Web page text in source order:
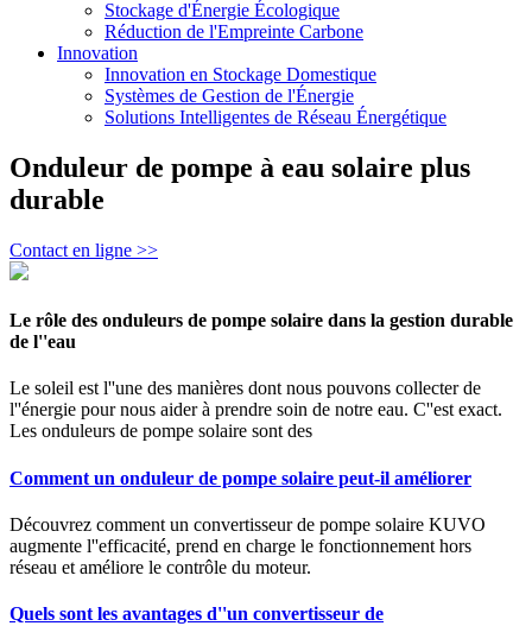
Stockage d'Énergie Écologique
Réduction de l'Empreinte Carbone
Innovation
Innovation en Stockage Domestique
Systèmes de Gestion de l'Énergie
Solutions Intelligentes de Réseau Énergétique
Onduleur de pompe à eau solaire plus
durable
Contact en ligne >>
Le rôle des onduleurs de pompe solaire dans la gestion durable
de l''eau
Le soleil est l''une des manières dont nous pouvons collecter de
l''énergie pour nous aider à prendre soin de notre eau. C''est exact.
Les onduleurs de pompe solaire sont des
Comment un onduleur de pompe solaire peut-il améliorer
Découvrez comment un convertisseur de pompe solaire KUVO
augmente l''efficacité, prend en charge le fonctionnement hors
réseau et améliore le contrôle du moteur.
Quels sont les avantages d''un convertisseur de